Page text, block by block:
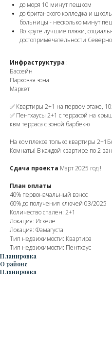
до моря 10 минут пешком
до британского колледжа и
больницы - несколько минут
Во круге лучшие пляжи,
достопримечательности
Инфраструктура :
Бассейн
Парковая зона
Маркет
✅ Квартиры 2+1 на первом этаже,
✅ Пентхаусы 2+1 с террасой на
квм терраса с зоной барбекю
На комплексе только квартиры
Комнаты! В каждой квартире по 2
Сдача проекта Март 2025 год !
План оплаты
40% первоначальный взнос
60% до получения ключей 03/2025
Количество спален: 2+1
Локация: Искеле
Локация: Фамагуста
Тип недвижимости: Квартира
Тип недвижимости: Пентхаус
Планировка
О районе
Планировка